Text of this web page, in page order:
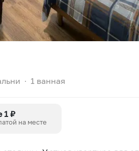
∙ 1 ванная
1 ₽
на месте